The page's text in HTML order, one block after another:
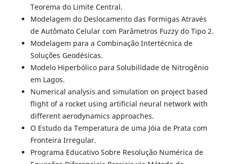
Teorema do Limite Central.
Modelagem do Deslocamento das Formigas Através
de Autômato Celular com Parâmetros Fuzzy do Tipo 2.
Modelagem para a Combinação Intertécnica de
Soluções Geodésicas.
Modelo Hiperbólico para Solubilidade de Nitrogênio
em Lagos.
Numerical analysis and simulation on project based
flight of a rocket using artificial neural network with
different aerodynamics approaches.
O Estudo da Temperatura de uma Jóia de Prata com
Fronteira Irregular.
Programa Educativo Sobre Resolução Numérica de